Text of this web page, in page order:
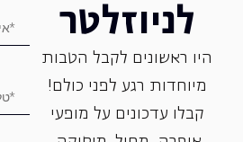
לניוזלטר
היו ראשונים לקבל הטבות
מיוחדות רגע לפני כולם!
קבלו עדכונים על מופעי